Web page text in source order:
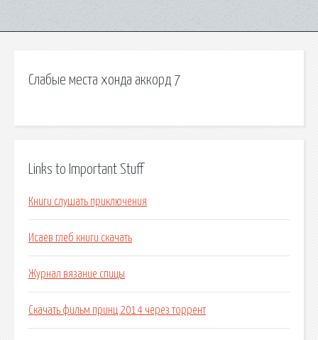
Слабые места хонда аккорд 7
Links to Important Stuff
Книги слушать приключения
Исаев глеб книги скачать
Журнал вязание спицы
Скачать фильм принц 2014 через торрент